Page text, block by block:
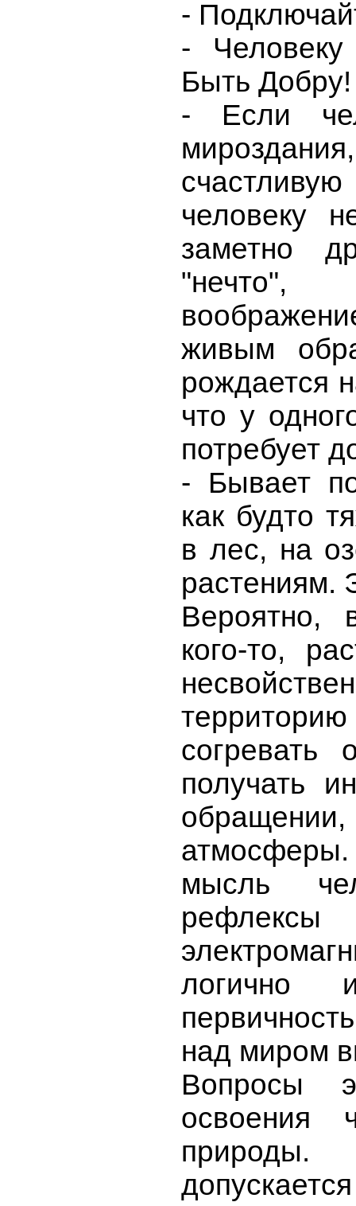
-
- Человеку
Быть Добру!
- Если
человеку
заметно
"нечто",
живым
рождается
что у
потребует
- Бывает
как будто
в лес, на
растениям.
Вероятно,
кого-то,
получать
обращении,
мысль
логично
над миром
Вопросы
освоения